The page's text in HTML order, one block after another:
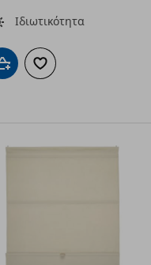
Ιδιωτικότητα
Προσθήκη στο καλάθι
Προσθήκη στα